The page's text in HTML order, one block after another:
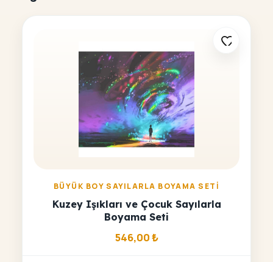
BÜYÜK BOY SAYILARLA BOYAMA SETI
Kuzey Işıkları ve Çocuk Sayılarla
Boyama Seti
546,00₺